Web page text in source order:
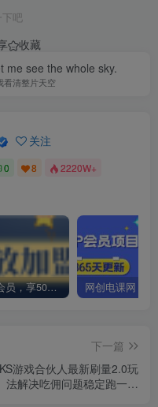
下吧
收藏
me see the whole sky.
看清整片天空
关注
0 8 2220W+
加入VIP会员，享50%的推广提成，免费学习多种网上创业课程，菜鸟秒变大神！
下一篇
KS游戏合伙人最新刷量2.0玩
法解决吃佣问题稳定跑一天